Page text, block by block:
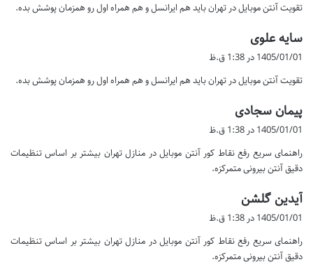
:
تقویت آنتن موبایل در تهران باید هم ایرانسل و هم همراه اول رو همزمان پوشش بده.
سایه علوی
ت
:
1405/01/01 در 1:38 ق.ظ
تقویت آنتن موبایل در تهران باید هم ایرانسل و هم همراه اول رو همزمان پوشش بده.
پیمان سجادی
:
1405/01/01 در 1:38 ق.ظ
راهنمای سریع رفع نقاط کور آنتن موبایل در منازل تهران بیشتر بر اساس تنظیمات
دقیق آنتن بیرونی متمرکزه.
آیدین گلشن
ف
:
1405/01/01 در 1:38 ق.ظ
راهنمای سریع رفع نقاط کور آنتن موبایل در منازل تهران بیشتر بر اساس تنظیمات
دقیق آنتن بیرونی متمرکزه.